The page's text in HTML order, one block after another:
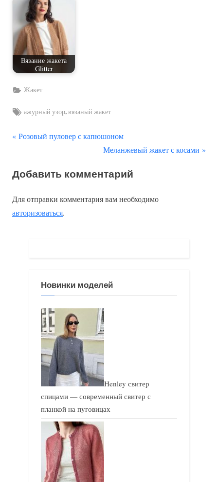
Вязание жакета
Glitter
Жакет
Tags:
ажурный узор,вязаный жакет
Навигация
записям
П
д
д
у
Розовый пуловер с капюшоном
С
е
у
а
и
с
ь
:
Меланжевый жакет с косами
Добавить комментарий
Для отправки комментария вам необходимо
авторизоваться.
Новинки моделей
Henley свитер
спицами — современный свитер с
планкой на пуговицах